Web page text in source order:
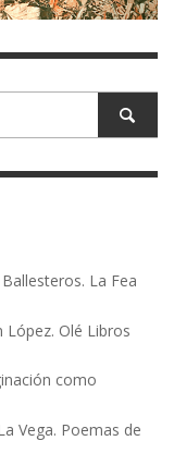
La Fea
López. Olé Libros
como
Vega. Poemas de